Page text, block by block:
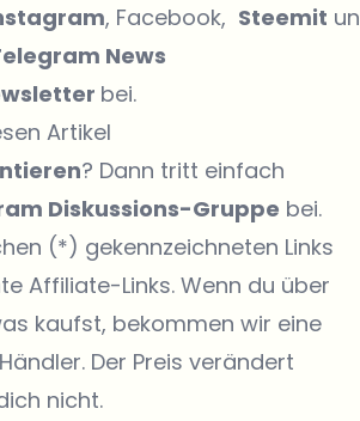
, Facebook, Steemit
News
bei.
Artikel
? Dann tritt einfach
Diskussions-Gruppe bei.
(*) gekennzeichneten Links
Affiliate-Links. Wenn du über
kaufst, bekommen wir eine
Der Preis verändert
nicht.